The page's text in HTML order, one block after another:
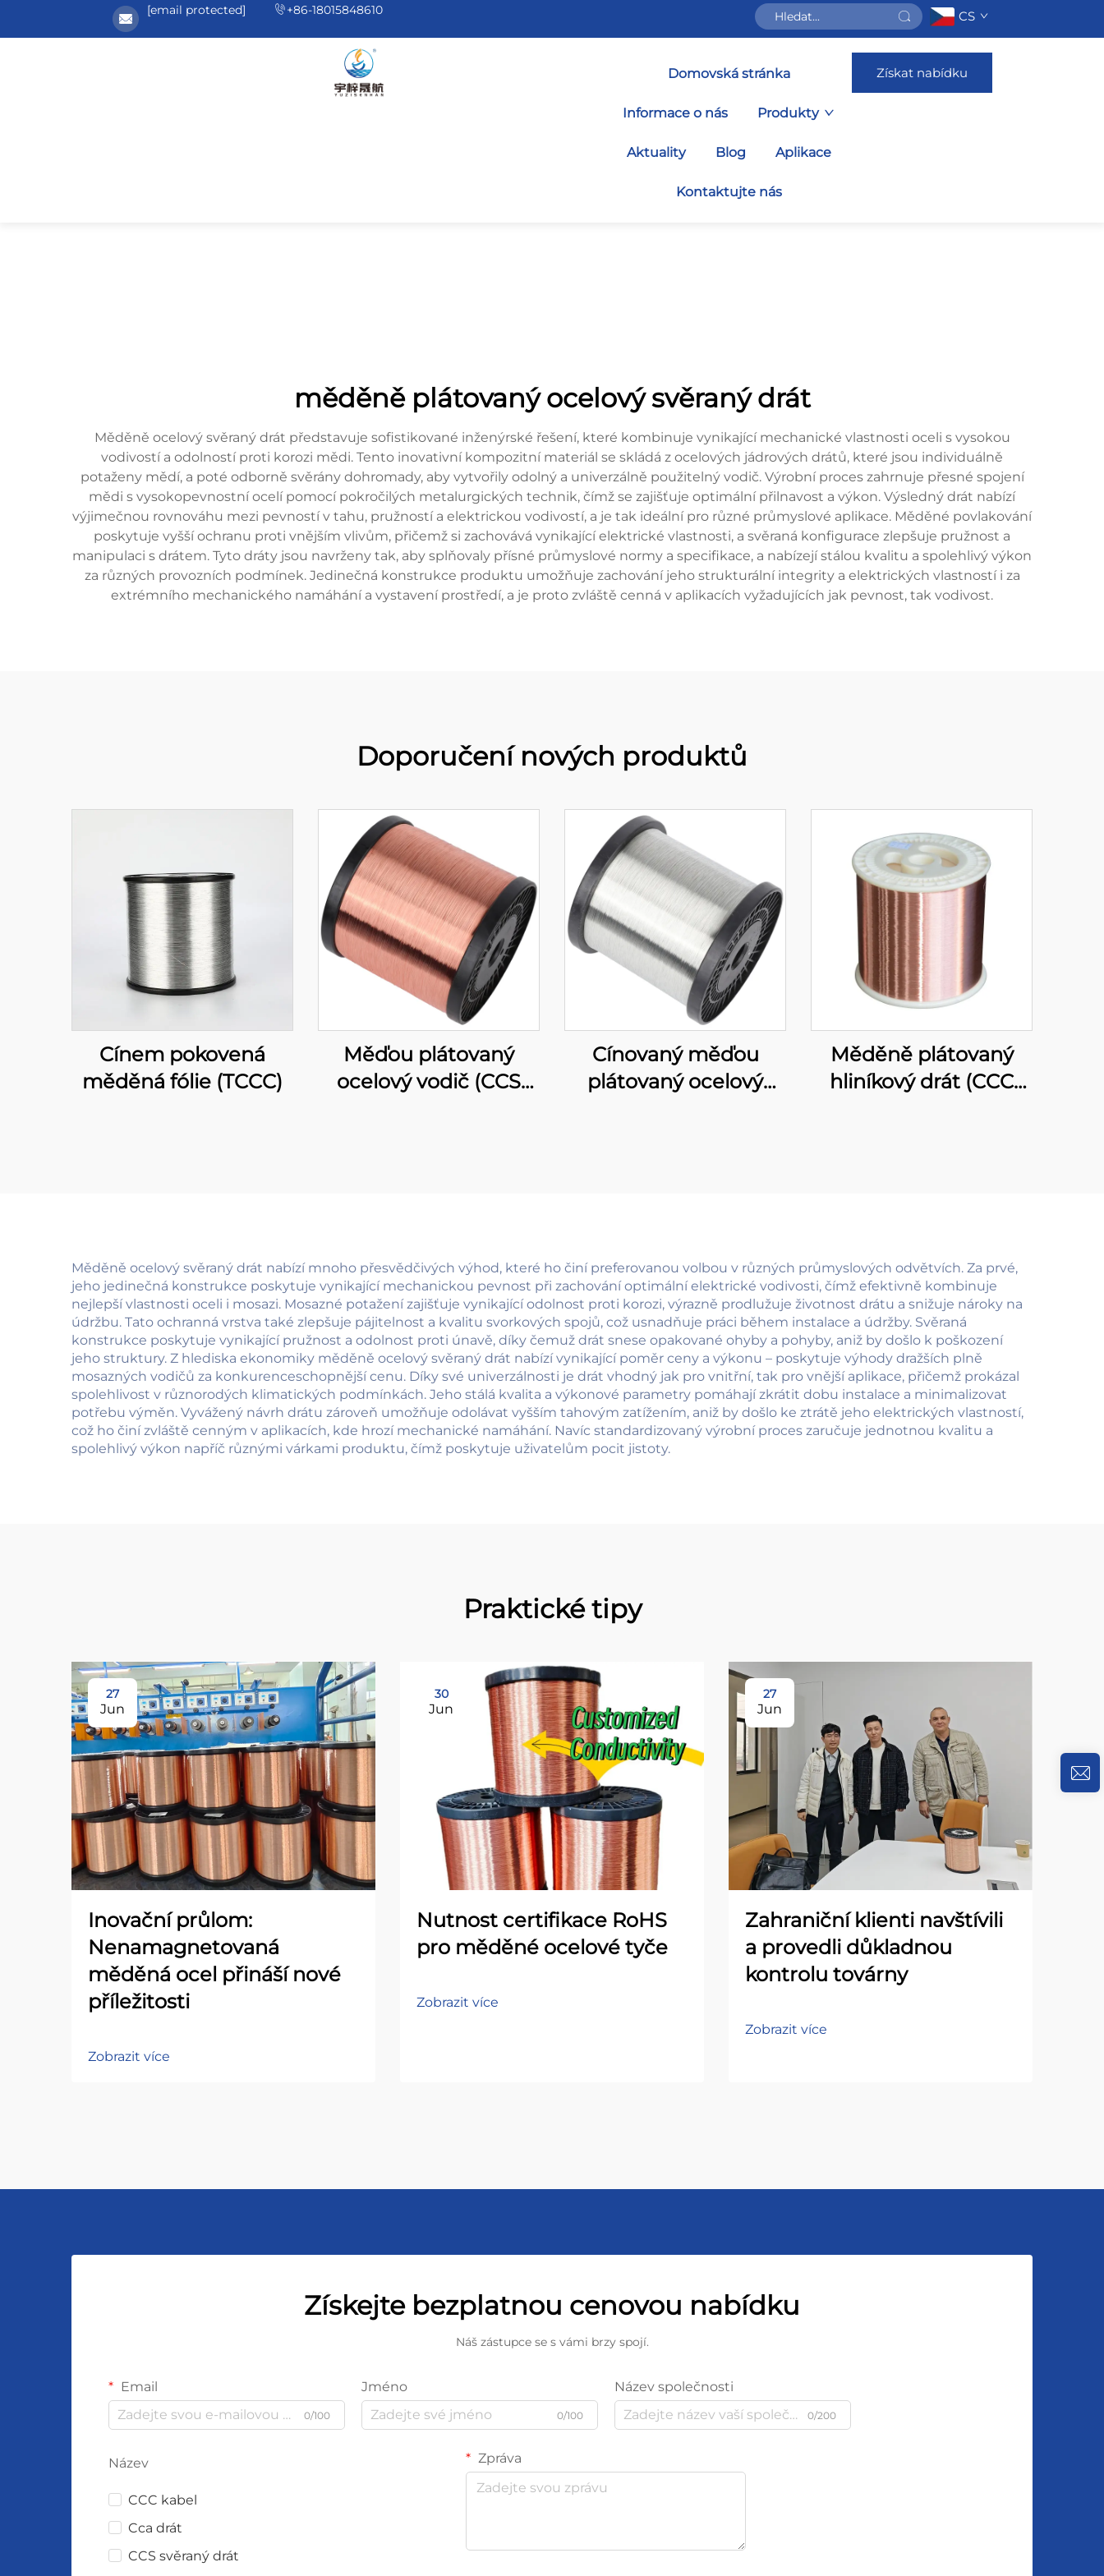
[email protected] +86-18015848610 CS
Domovská stránka
Informace o nás Produkty
Aktuality Blog Aplikace
Kontaktujte nás
Získat nabídku
měděně plátovaný ocelový svěraný drát
Měděně ocelový svěraný drát představuje sofistikované inženýrské řešení, které kombinuje vynikající mechanické vlastnosti oceli s vysokou
vodivostí a odolností proti korozi mědi. Tento inovativní kompozitní materiál se skládá z ocelových jádrových drátů, které jsou individuálně
potaženy mědí, a poté odborně svěrány dohromady, aby vytvořily odolný a univerzálně použitelný vodič. Výrobní proces zahrnuje přesné spojení
mědi s vysokopevnostní ocelí pomocí pokročilých metalurgických technik, čímž se zajišťuje optimální přilnavost a výkon. Výsledný drát nabízí
výjimečnou rovnováhu mezi pevností v tahu, pružností a elektrickou vodivostí, a je tak ideální pro různé průmyslové aplikace. Měděné povlakování
poskytuje vyšší ochranu proti vnějším vlivům, přičemž si zachovává vynikající elektrické vlastnosti, a svěraná konfigurace zlepšuje pružnost a
manipulaci s drátem. Tyto dráty jsou navrženy tak, aby splňovaly přísné průmyslové normy a specifikace, a nabízejí stálou kvalitu a spolehlivý výkon
za různých provozních podmínek. Jedinečná konstrukce produktu umožňuje zachování jeho strukturální integrity a elektrických vlastností i za
extrémního mechanického namáhání a vystavení prostředí, a je proto zvláště cenná v aplikacích vyžadujících jak pevnost, tak vodivost.
Doporučení nových produktů
Cínem pokovená
měděná fólie (TCCC)
Měďou plátovaný
ocelový vodič (CCS
Cínovaný měďou
plátovaný ocelový
Měděně plátovaný
hliníkový drát (CCC
Měděně ocelový svěraný drát nabízí mnoho přesvědčivých výhod, které ho činí preferovanou volbou v různých průmyslových odvětvích. Za prvé,
jeho jedinečná konstrukce poskytuje vynikající mechanickou pevnost při zachování optimální elektrické vodivosti, čímž efektivně kombinuje
nejlepší vlastnosti oceli i mosazi. Mosazné potažení zajišťuje vynikající odolnost proti korozi, výrazně prodlužuje životnost drátu a snižuje nároky na
údržbu. Tato ochranná vrstva také zlepšuje pájitelnost a kvalitu svorkových spojů, což usnadňuje práci během instalace a údržby. Svěraná
konstrukce poskytuje vynikající pružnost a odolnost proti únavě, díky čemuž drát snese opakované ohyby a pohyby, aniž by došlo k poškození
jeho struktury. Z hlediska ekonomiky měděně ocelový svěraný drát nabízí vynikající poměr ceny a výkonu – poskytuje výhody dražších plně
mosazných vodičů za konkurenceschopnější cenu. Díky své univerzálnosti je drát vhodný jak pro vnitřní, tak pro vnější aplikace, přičemž prokázal
spolehlivost v různorodých klimatických podmínkách. Jeho stálá kvalita a výkonové parametry pomáhají zkrátit dobu instalace a minimalizovat
potřebu výměn. Vyvážený návrh drátu zároveň umožňuje odolávat vyšším tahovým zatížením, aniž by došlo ke ztrátě jeho elektrických vlastností,
což ho činí zvláště cenným v aplikacích, kde hrozí mechanické namáhání. Navíc standardizovaný výrobní proces zaručuje jednotnou kvalitu a
spolehlivý výkon napříč různými várkami produktu, čímž poskytuje uživatelům pocit jistoty.
Praktické tipy
27
Jun
Inovační průlom:
Nenamagnetovaná
měděná ocel přináší nové
příležitosti
Zobrazit více
30
Jun
Nutnost certifikace RoHS
pro měděné ocelové tyče
Zobrazit více
27
Jun
Zahraniční klienti navštívili
a provedli důkladnou
kontrolu továrny
Zobrazit více
Získejte bezplatnou cenovou nabídku
Náš zástupce se s vámi brzy spojí.
Email
0/100
Jméno
0/100
Název společnosti
0/200
Název
CCC kabel
Cca drát
CCS svěraný drát
Zpráva